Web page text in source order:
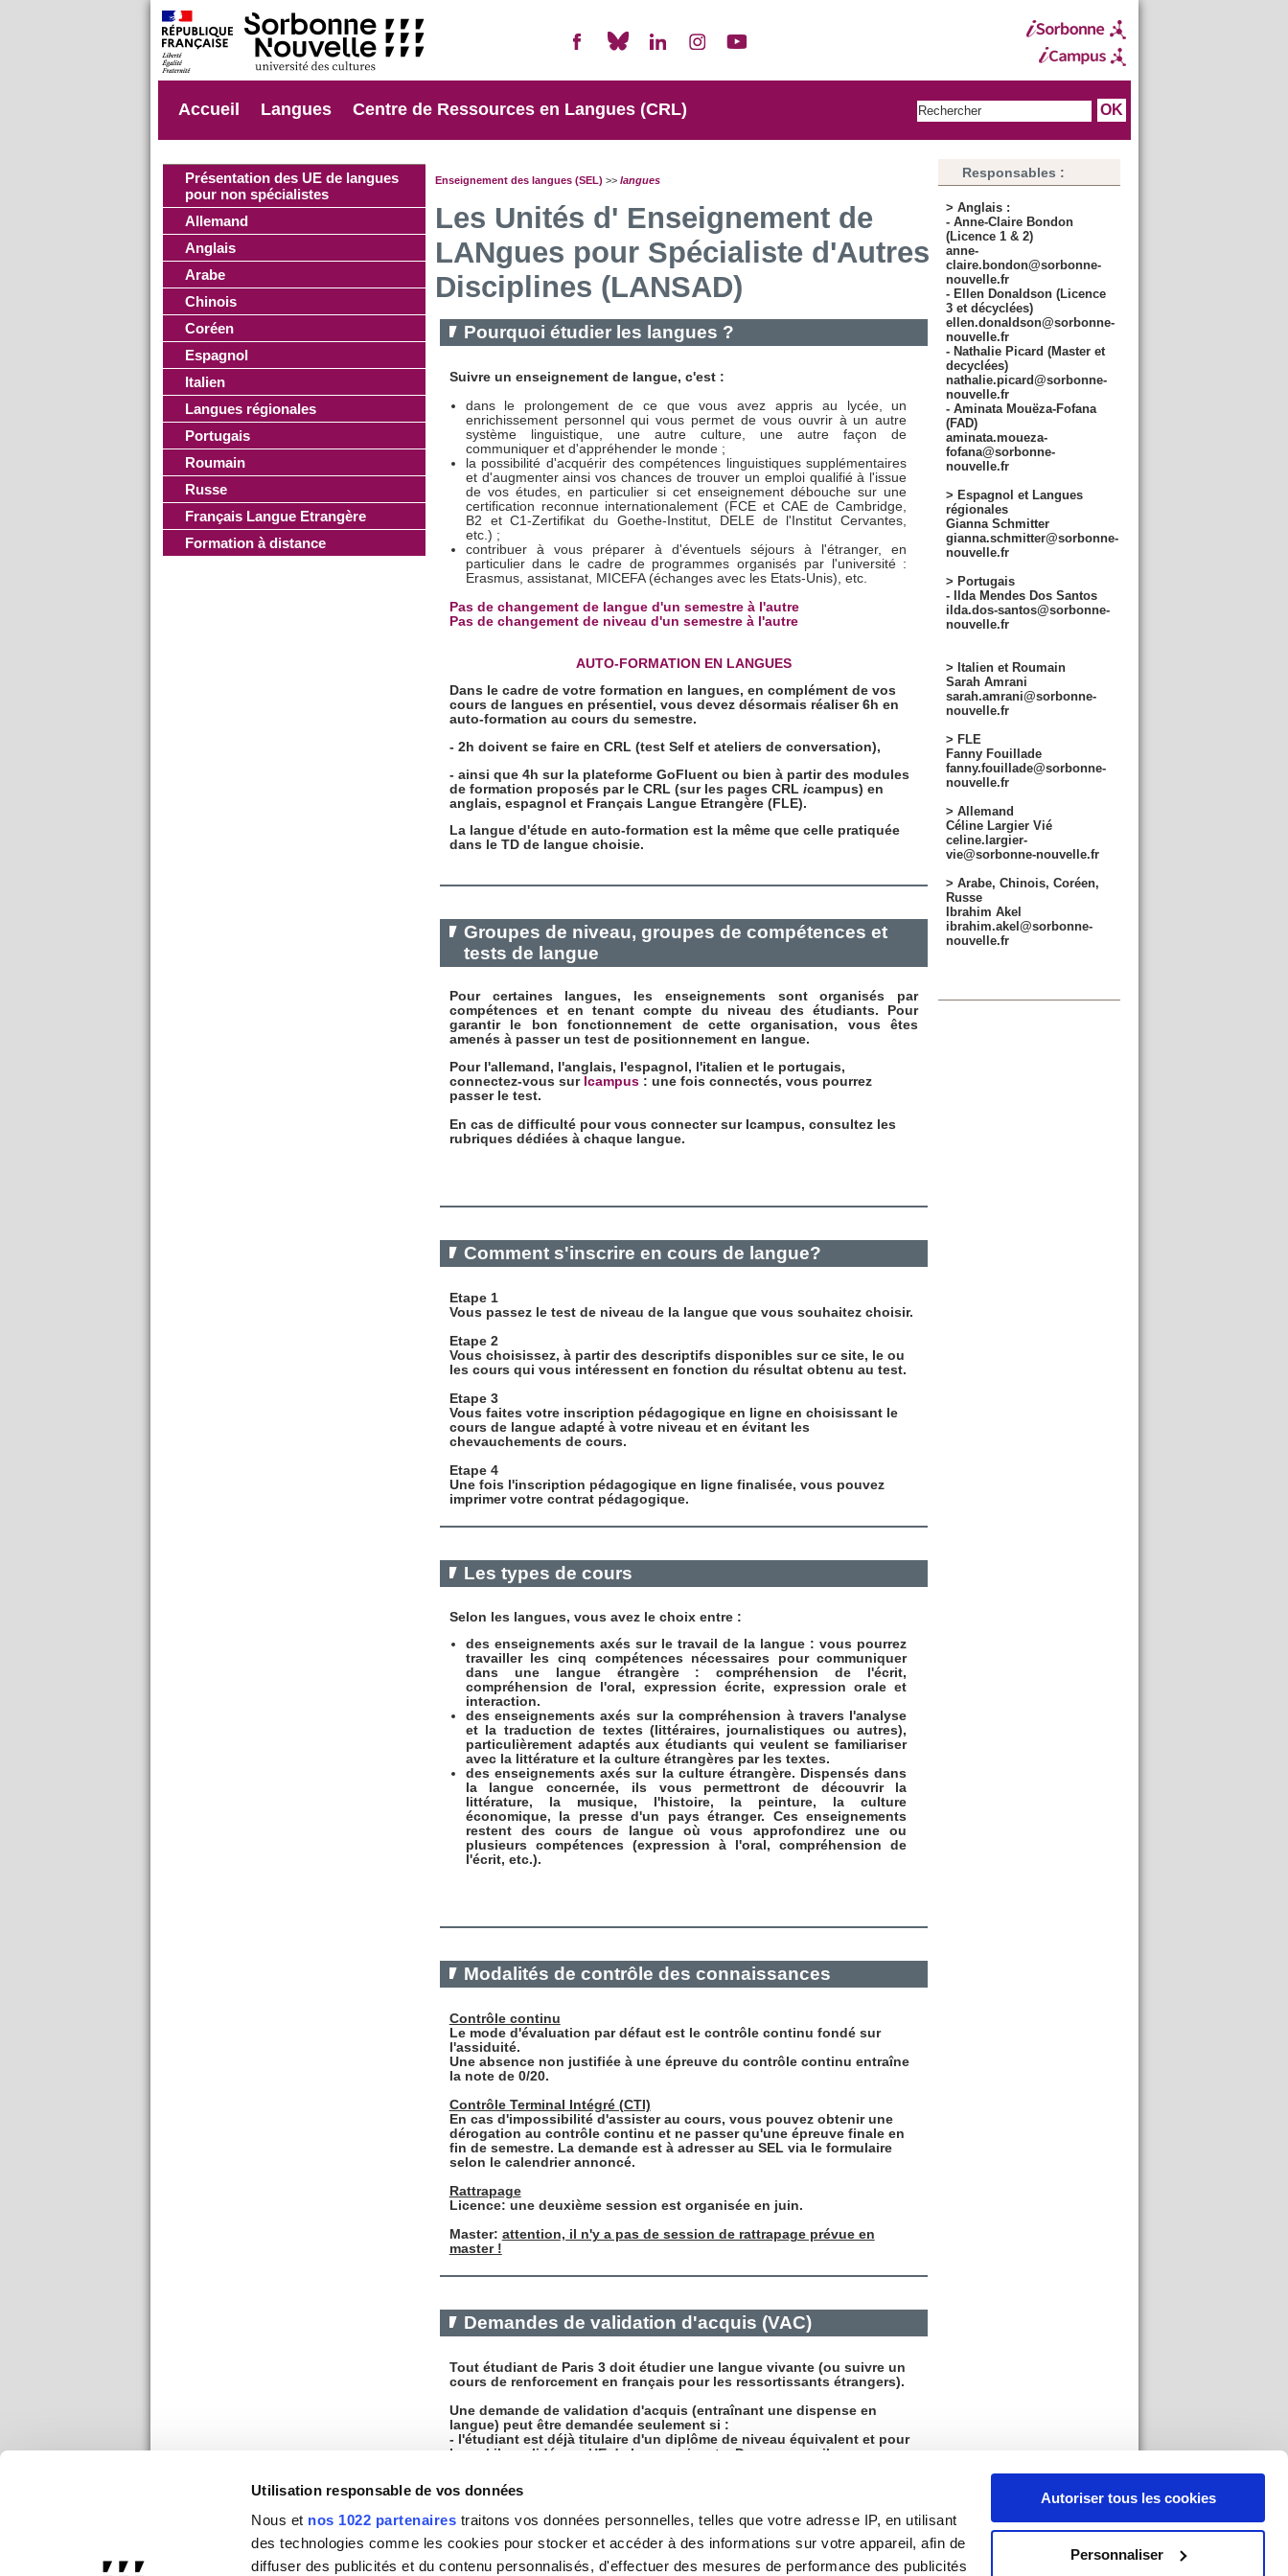
Utilisation responsable de vos données
Nous et nos 1022 partenaires traitons vos données personnelles, telles que votre adresse IP, en utilisant
des technologies comme les cookies pour stocker et accéder à des informations sur votre appareil, afin de
diffuser des publicités et du contenu personnalisés, d'effectuer des mesures de performance des publicités
Autoriser tous les cookies
Personnaliser
Accueil Langues Centre de Ressources en Langues (CRL)
Présentation des UE de langues
pour non spécialistes
Allemand
Anglais
Arabe
Chinois
Coréen
Espagnol
Italien
Langues régionales
Portugais
Roumain
Russe
Français Langue Etrangère
Formation à distance
Enseignement des langues (SEL) >> langues
Les Unités d' Enseignement de
LANgues pour Spécialiste d'Autres
Disciplines (LANSAD)
Pourquoi étudier les langues ?
Suivre un enseignement de langue, c'est :
dans le prolongement de ce que vous avez appris au lycée, un
enrichissement personnel qui vous permet de vous ouvrir à un autre
système linguistique, une autre culture, une autre façon de
communiquer et d'appréhender le monde ;
la possibilité d'acquérir des compétences linguistiques supplémentaires
et d'augmenter ainsi vos chances de trouver un emploi qualifié à l'issue
de vos études, en particulier si cet enseignement débouche sur une
certification reconnue internationalement (FCE et CAE de Cambridge,
B2 et C1-Zertifikat du Goethe-Institut, DELE de l'Institut Cervantes,
etc.) ;
contribuer à vous préparer à d'éventuels séjours à l'étranger, en
particulier dans le cadre de programmes organisés par l'université :
Erasmus, assistanat, MICEFA (échanges avec les Etats-Unis), etc.
Pas de changement de langue d'un semestre à l'autre
Pas de changement de niveau d'un semestre à l'autre
AUTO-FORMATION EN LANGUES
Dans le cadre de votre formation en langues, en complément de vos
cours de langues en présentiel, vous devez désormais réaliser 6h en
auto-formation au cours du semestre.
- 2h doivent se faire en CRL (test Self et ateliers de conversation),
- ainsi que 4h sur la plateforme GoFluent ou bien à partir des modules
de formation proposés par le CRL (sur les pages CRL icampus) en
anglais, espagnol et Français Langue Etrangère (FLE).
La langue d'étude en auto-formation est la même que celle pratiquée
dans le TD de langue choisie.
Groupes de niveau, groupes de compétences et
tests de langue
Pour certaines langues, les enseignements sont organisés par
compétences et en tenant compte du niveau des étudiants. Pour
garantir le bon fonctionnement de cette organisation, vous êtes
amenés à passer un test de positionnement en langue.
Pour l'allemand, l'anglais, l'espagnol, l'italien et le portugais,
connectez-vous sur Icampus: une fois connectés, vous pourrez
passer le test.
En cas de difficulté pour vous connecter sur Icampus, consultez les
rubriques dédiées à chaque langue.
Comment s'inscrire en cours de langue?
Etape 1
Vous passez le test de niveau de la langue que vous souhaitez choisir.
Etape 2
Vous choisissez, à partir des descriptifs disponibles sur ce site, le ou
les cours qui vous intéressent en fonction du résultat obtenu au test.
Etape 3
Vous faites votre inscription pédagogique en ligne en choisissant le
cours de langue adapté à votre niveau et en évitant les
chevauchements de cours.
Etape 4
Une fois l'inscription pédagogique en ligne finalisée, vous pouvez
imprimer votre contrat pédagogique.
Les types de cours
Selon les langues, vous avez le choix entre :
des enseignements axés sur le travail de la langue : vous pourrez
travailler les cinq compétences nécessaires pour communiquer
dans une langue étrangère : compréhension de l'écrit,
compréhension de l'oral, expression écrite, expression orale et
interaction.
des enseignements axés sur la compréhension à travers l'analyse
et la traduction de textes (littéraires, journalistiques ou autres),
particulièrement adaptés aux étudiants qui veulent se familiariser
avec la littérature et la culture étrangères par les textes.
des enseignements axés sur la culture étrangère. Dispensés dans
la langue concernée, ils vous permettront de découvrir la
littérature, la musique, l'histoire, la peinture, la culture
économique, la presse d'un pays étranger. Ces enseignements
restent des cours de langue où vous approfondirez une ou
plusieurs compétences (expression à l'oral, compréhension de
l'écrit, etc.).
Modalités de contrôle des connaissances
Contrôle continu
Le mode d'évaluation par défaut est le contrôle continu fondé sur
l'assiduité.
Une absence non justifiée à une épreuve du contrôle continu entraîne
la note de 0/20.
Contrôle Terminal Intégré (CTI)
En cas d'impossibilité d'assister au cours, vous pouvez obtenir une
dérogation au contrôle continu et ne passer qu'une épreuve finale en
fin de semestre. La demande est à adresser au SEL via le formulaire
selon le calendrier annoncé.
Rattrapage
Licence: une deuxième session est organisée en juin.
Master: attention, il n'y a pas de session de rattrapage prévue en
master !
Demandes de validation d'acquis (VAC)
Tout étudiant de Paris 3 doit étudier une langue vivante (ou suivre un
cours de renforcement en français pour les ressortissants étrangers).
Une demande de validation d'acquis (entraînant une dispense en
langue) peut être demandée seulement si :
- l'étudiant est déjà titulaire d'un diplôme de niveau équivalent et pour
lequel il a validé son UE de langue vivante. Dans ce cas, il sera
Les étudiants bilingues
d'étudier une autre langue vivante.
Les étudiants étrangers non-francophonesne pratiquant pas les
langues proposées par le SEL doivent intégrer un cours de français
langue étrangère.
Responsables :
> Anglais:
- Anne-Claire Bondon
(Licence 1 & 2)
anne-
claire.bondon@sorbonne-
nouvelle.fr
- Ellen Donaldson (Licence
3 et décyclées)
ellen.donaldson@sorbonne-
nouvelle.fr
- Nathalie Picard (Master et
decyclées)
nathalie.picard@sorbonne-
nouvelle.fr
- Aminata Mouëza-Fofana
(FAD)
aminata.moueza-
fofana@sorbonne-
nouvelle.fr
> Espagnol et Langues
régionales
Gianna Schmitter
gianna.schmitter@sorbonne-
nouvelle.fr
> Portugais
- Ilda Mendes Dos Santos
ilda.dos-santos@sorbonne-
nouvelle.fr
> Italien et Roumain
Sarah Amrani
sarah.amrani@sorbonne-
nouvelle.fr
> FLE
Fanny Fouillade
fanny.fouillade@sorbonne-
nouvelle.fr
> Allemand
Céline Largier Vié
celine.largier-
vie@sorbonne-nouvelle.fr
> Arabe, Chinois, Coréen,
Russe
Ibrahim Akel
ibrahim.akel@sorbonne-
nouvelle.fr